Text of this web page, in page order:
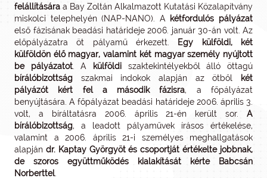
felállítására a Bay Zoltán Alkalmazott Kutatási Közalapítvány
miskolci telephelyén (NAP-NANO). A kétfordulós pályázat
első fázisának beadási határideje 2006. január 30-án volt. Az
előpályázatra öt pályamű érkezett.
Egy külföldi, két
külföldön élő magyar, valamint két magyar személy nyújtott
be pályázatot. A külföldi szaktekintélyekből álló öttagú
bírálóbizottság szakmai indokok alapján az ötből
két
pályázót kért fel a második fázisra, a főpályázat
benyújtására. A főpályázat beadási határideje 2006. április 3.
volt, a bíráltatásra 2006. április 21-én került sor. A
bírálóbizottság, a leadott pályaművek írásos értékelése,
valamint a 2006. április 21-i személyes meghallgatások
alapján dr. Kaptay Györgyöt és csoportját értékelte jobbnak,
de szoros együttműködés kialakítását kérte Babcsán
Norberttel.